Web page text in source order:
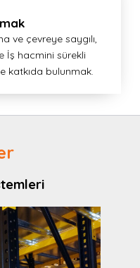
ve çevreye saygılı,
İş hacmini sürekli
katkıda bulunmak.